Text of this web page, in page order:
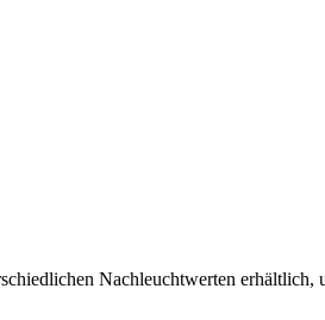
Nachleuchtwerten